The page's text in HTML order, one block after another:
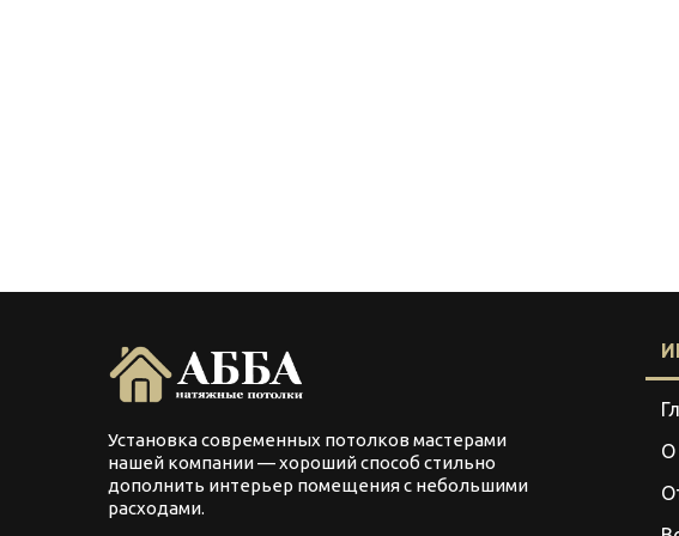
Установка современных потолков мастерами
нашей компании — хороший способ стильно
дополнить интерьер помещения с небольшими
расходами.
О